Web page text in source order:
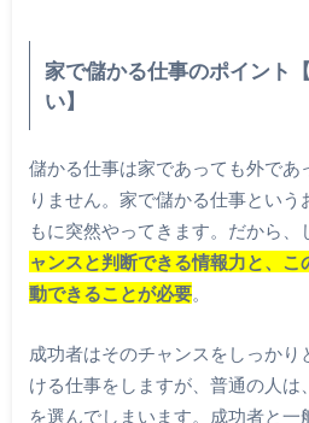
家で儲かる仕事のポイント
い】
儲かる仕事は家であっても外であ
りません。家で儲かる仕事という
もに突然やってきます。だから、
ャンスと判断できる情報力と、
動できることが必要。
成功者はそのチャンスをしっか
ける仕事をしますが、普通の人は
を選んでしまいます。成功者と一